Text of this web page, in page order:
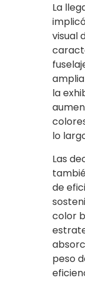
La
visual
la
lo
Las
de
color
peso